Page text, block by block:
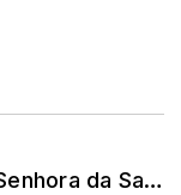
Uma Luz Vinda do Alto - Nossa Senhora da Salette